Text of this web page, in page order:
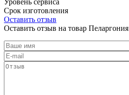
Срок изготовления
Оставить отзыв
Оставить отзыв на товар Пеларгония